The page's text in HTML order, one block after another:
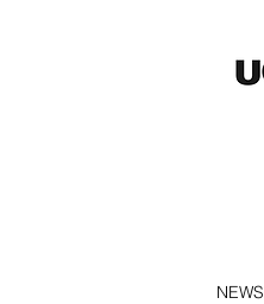
NEWS